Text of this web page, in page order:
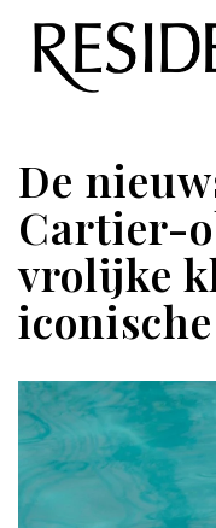
De
Cartier-
vrolijke